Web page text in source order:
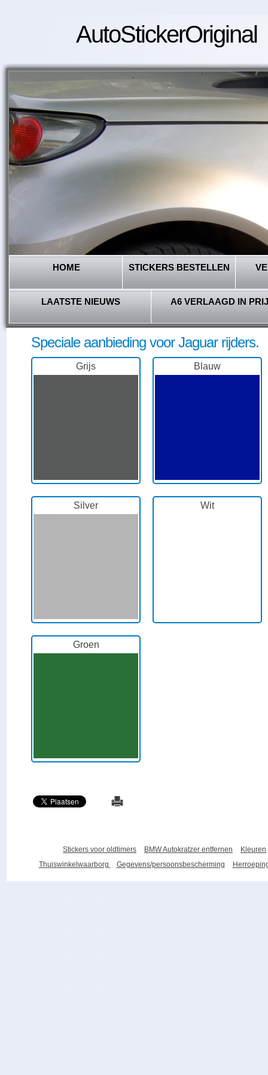
AutoStickerOriginal
HOME STICKERS BESTELLEN
LAATSTE NIEUWS A6 VERLAAGD IN
Speciale aanbieding voor Jaguar rijders.
Grijs Blauw
Silver Wit
Groen
Stickers voor oldtimers BMW Autokratzer entfernen
Kleuren
Thuiswinkelwaarborg
Gegevens/persoonsbescherming